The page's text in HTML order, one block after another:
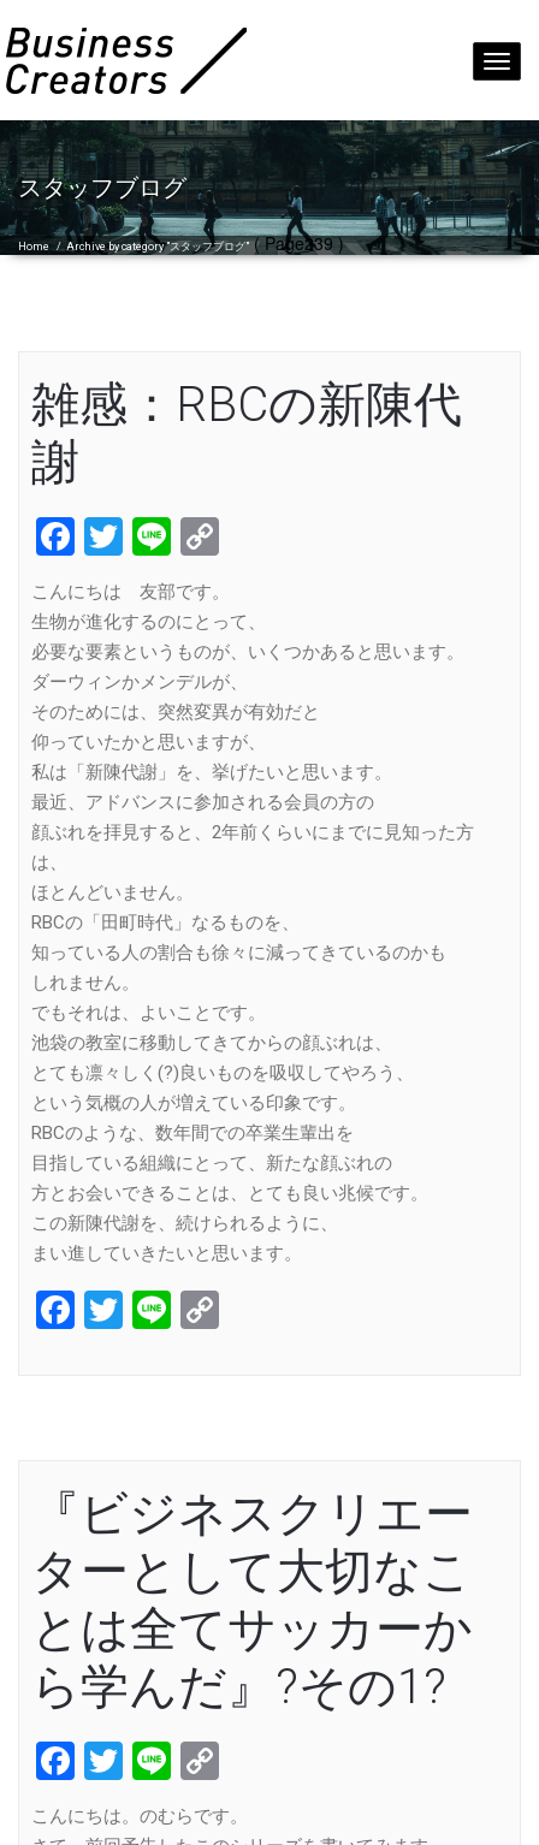
スタッフブログ
Home /Archive by category "スタッフブログ"( Page239 )
雑感：RBCの新陳代
謝
Facebook
Twitter
Line
こんにちは 友部です。
生物が進化するのにとって、
必要な要素というものが、いくつかあると思います。
ダーウィンかメンデルが、
そのためには、突然変異が有効だと
仰っていたかと思いますが、
私は「新陳代謝」を、挙げたいと思います。
最近、アドバンスに参加される会員の方の
顔ぶれを拝見すると、2年前くらいにまでに見知った方
は、
ほとんどいません。
RBCの「田町時代」なるものを、
知っている人の割合も徐々に減ってきているのかも
しれません。
でもそれは、よいことです。
池袋の教室に移動してきてからの顔ぶれは、
とても凛々しく(?)良いものを吸収してやろう、
という気概の人が増えている印象です。
RBCのような、数年間での卒業生輩出を
目指している組織にとって、新たな顔ぶれの
方とお会いできることは、とても良い兆候です。
この新陳代謝を、続けられるように、
まい進していきたいと思います。
Facebook
Twitter
Line
『ビジネスクリエー
ターとして大切なこ
とは全てサッカーか
ら学んだ』?その1?
Facebook
Twitter
Line
Link
こんにちは。のむらです。